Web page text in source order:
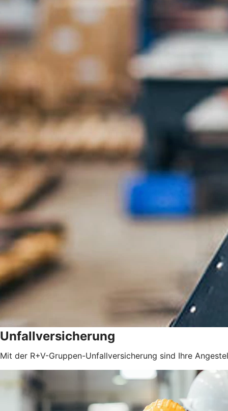
Unfallversicherung
Mit der R+V-Gruppen-Unfallversicherung sind Ihre